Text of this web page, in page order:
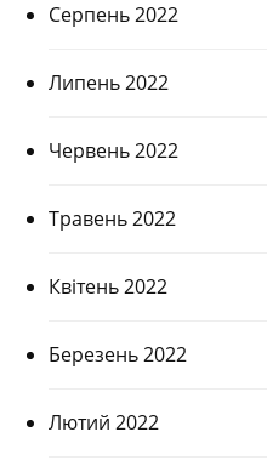
Серпень 2022
Липень 2022
Червень 2022
Травень 2022
Квітень 2022
Березень 2022
Лютий 2022